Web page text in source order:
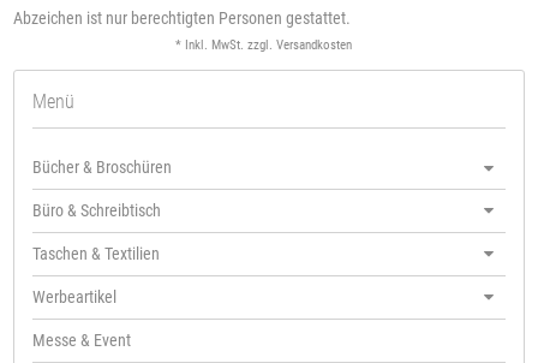
Abzeichen ist nur berechtigten Personen gestattet.
* Inkl. MwSt. zzgl. Versandkosten
Menü
Bücher & Broschüren
Büro & Schreibtisch
Taschen & Textilien
Werbeartikel
Messe & Event